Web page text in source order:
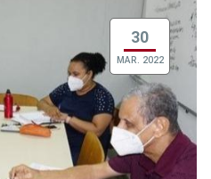
30
MAR. 2022